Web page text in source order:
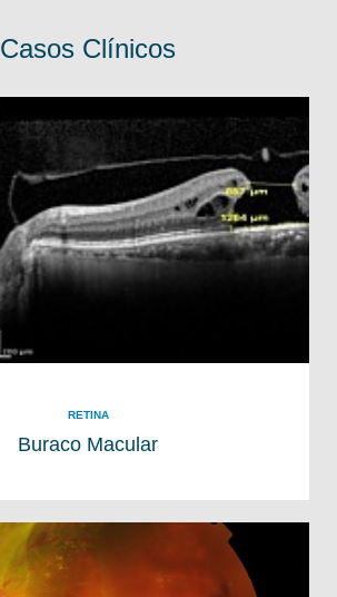
Casos Clínicos
RETINA
Buraco Macular